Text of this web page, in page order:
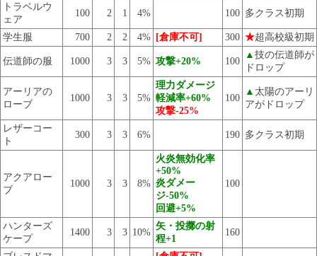
トラベルウ
ェア
100 2 1 4% 100 多クラス初期
学生服 700 2 2 4% [倉庫不可] 300 ★超高校級初期
伝道師の服 1000 3 3 5% 攻撃+20% 100
▲ 技の伝道師が
ドロップ
アーリアの
ローブ
1000 3 3 5%
理力ダメージ
軽減率+60%
攻撃-25%
100
▲ 太陽のアーリ
アがドロップ
レザーコー
ト
300 3 3 6% 190 多クラス初期
アクアロー
ブ
1000 3 3 8%
火炎無効化率
+50%
炎ダメー
ジ-50%
回避+5%
100
ハンターズ
ケープ
1400 3 3 10%
矢・投擲の射
程+1
160